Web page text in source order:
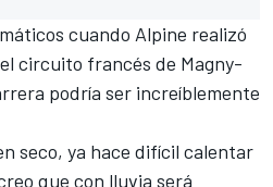
cuando Alpine realizó
circuito francés de Magny-
podría ser increíblemente
seco, ya hace difícil calentar
que con lluvia será